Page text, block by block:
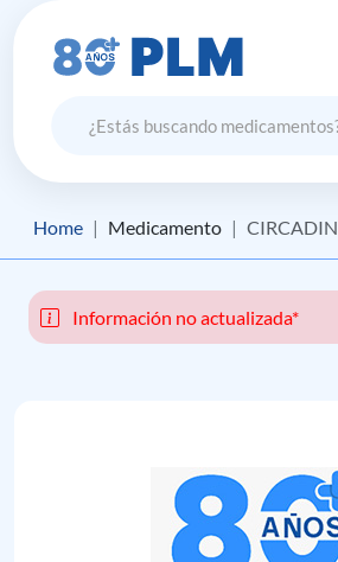
Home Medicamento CIRCADIN
Información no actualizada*